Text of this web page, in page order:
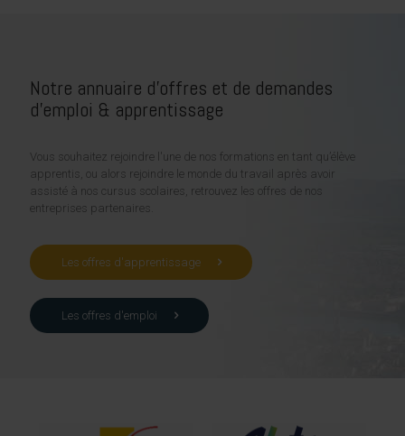
Notre annuaire d'offres et de demandes
d'emploi & apprentissage
Vous souhaitez rejoindre l'une de nos formations en tant qu’élève
apprentis, ou alors rejoindre le monde du travail après avoir
assisté à nos cursus scolaires, retrouvez les offres de nos
entreprises partenaires.
Les offres d'apprentissage
Les offres d'emploi